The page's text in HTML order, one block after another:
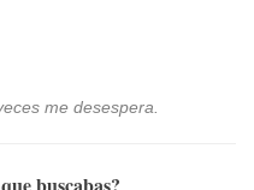
me desespera.